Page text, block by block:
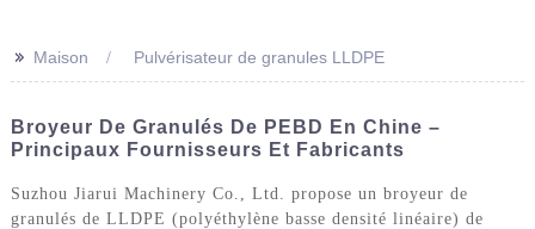
>> Maison Pulvérisateur de granules LLDPE
Broyeur De Granulés De PEBD En Chine –
Principaux Fournisseurs Et Fabricants
Suzhou Jiarui Machinery Co., Ltd. propose un broyeur de
granulés de LLDPE (polyéthylène basse densité linéaire) de